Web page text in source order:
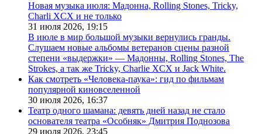
Новая музыка июля: Мадонна, Rolling Stones, Tricky,
Charli XCX и не только
31 июля 2026, 19:15
В июле в мир большой музыки вернулись гранды.
Слушаем новые альбомы ветеранов сцены разной
степени «выдержки» — Мадонны, Rolling Stones, The
Strokes, а так же Tricky, Charlie XCX и Jack White.
Как смотреть «Человека-паука»: гид по фильмам
популярной киновселенной
30 июля 2026, 16:37
Театр одного шамана: девять дней назад не стало
основателя театра «Особняк» Дмитрия Поднозова
29 июля 2026, 23:45